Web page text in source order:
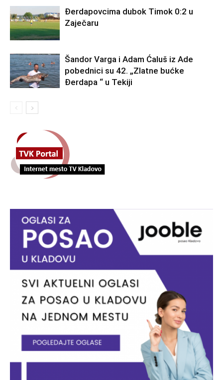
Đerdapovcima dubok Timok 0:2 u
Zaječaru
Šandor Varga i Adam Ćaluš iz Ade
pobednici su 42. „Zlatne bućke
Đerdapa “ u Tekiji